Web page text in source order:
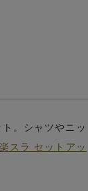
。シャツやニッ
楽スラ セットアッ